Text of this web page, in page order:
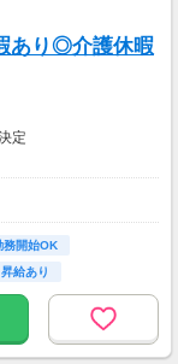
あり◎介護休暇
定
務開始OK
給あり